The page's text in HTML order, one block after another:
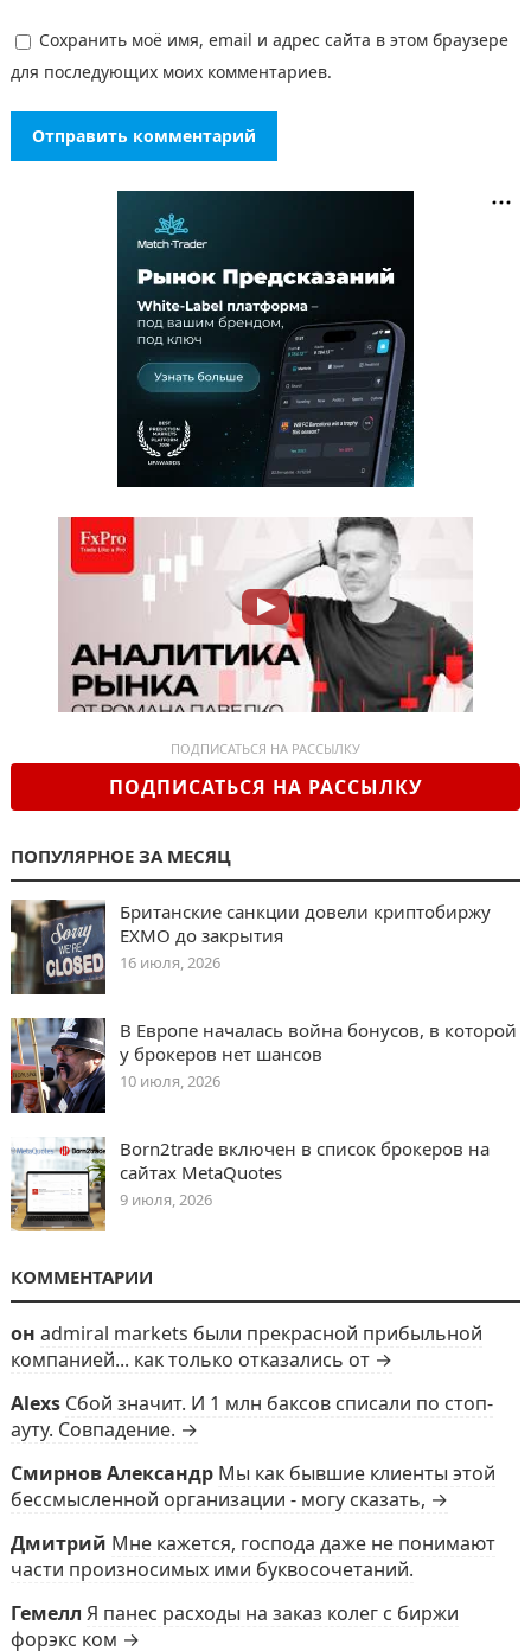
Сохранить моё имя, email и адрес сайта в этом браузере
для последующих моих комментариев.
ПОДПИСАТЬСЯ НА РАССЫЛКУ
ПОДПИСАТЬСЯ НА РАССЫЛКУ
ПОПУЛЯРНОЕ ЗА МЕСЯЦ
Британские санкции довели криптобиржу
EXMO до закрытия
16 июля, 2026
В Европе началась война бонусов, в которой
у брокеров нет шансов
10 июля, 2026
Born2trade включен в список брокеров на
сайтах MetaQuotes
9 июля, 2026
КОММЕНТАРИИ
он admiral markets были прекрасной прибыльной
компанией... как только отказались от →
Alexs Сбой значит. И 1 млн баксов списали по стоп-
ауту. Совпадение. →
Смирнов Александр Мы как бывшие клиенты этой
бессмысленной организации - могу сказать, →
Дмитрий Мне кажется, господа даже не понимают
части произносимых ими буквосочетаний.
Гемелл Я панес расходы на заказ колег с биржи
форэкс ком →